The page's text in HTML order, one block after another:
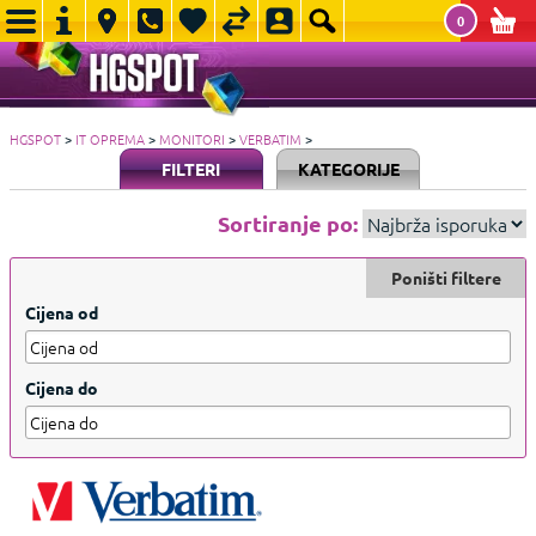
0
HGSPOT> IT OPREMA>MONITORI >VERBATIM >
FILTERI KATEGORIJE
Sortiranje po:
Cijena od
Cijena do
Poništi filtere